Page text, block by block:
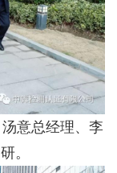
意总经理、李
。